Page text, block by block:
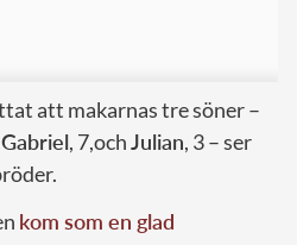
att makarnas tre söner –
Gabriel, 7,ochJulian, 3 – ser
kom som en glad